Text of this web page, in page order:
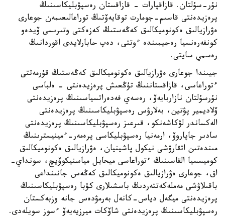
نۇر-سۇلتان. قازاقپارات - قازاقستان رەسپۋبليكاسىنىڭ
پرەزيدەنتى قاسىم-جومارت توقايەۆتىڭ توراعالىعىمەن جوعارى
ەۋرازيالىق ەكونوميكالىق كەڭەستىڭ كەزەكتى وتىرىسى ۆيدەو
كونفەرەنسيا رەجيمىندە ءوتتى، دەپ حابارلايدى اقوردانىڭ
رەسمي سايتى.
جيىندا جوعارى ەۋرازيالىق ەكونوميكالىق كەڭەستىڭ قۇرمەتتى
ءتوراعاسى، قازاقستاننىڭ تۇڭعىش پرەزيدەنتى - ەلباسى
نۇرسۇلتان نازاربايەۆ، رەسەي فەدەراتسياسىنىڭ پرەزيدەنتى
ۆلاديمير پۋتين، بەلارۋس رەسپۋبليكاسىنىڭ پرەزيدەنتى
الەكساندر لۋكاشەنكو، قىرعىز رەسپۋبليكاسىنىڭ پرەزيدەنتى
سادىر جاپاروۆ، ارمەنيا رەسپۋبليكاسى پرەمەر-ءمينيسترىنىڭ
مىندەتىن اتقارۋشى نيكول پاشينيان، ەۋرازيالىق ەكونوميكالىق
كوميسسيا القاسىنىڭ ءتوراعاسى ميحايل مياسنيكوۆيچ، سونداي-
اق، جوعارى ەۋرازيالىق ەكونوميكالىق كەڭەس جانىنداعى
باقىلاۋشى مەملەكەتتەردىڭ باسشىلارى كۋبا رەسپۋبليكاسىنىڭ
پرەزيدەنتى ميگەل دياس-كانەل بەرمۋدەس جانە وزبەكستان
رەسپۋبليكاسىنىڭ پرەزيدەنتى شاۆكات ميرزيەيەۆ ءسوز سويلەدى.